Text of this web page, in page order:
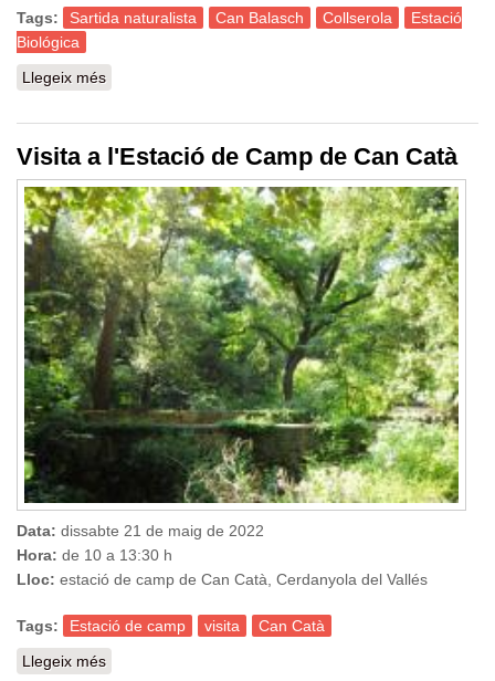
Tags: Sartida naturalista Can Balasch Collserola
Estació
Biológica
Llegeix més
Visita a l'Estació de Camp de Can Catà
Data: dissabte 21 de maig de 2022
Hora: de 10 a 13:30 h
Lloc: estació de camp de Can Catà, Cerdanyola del Vallés
Tags: Estació de camp visita
Can Catà
Llegeix més